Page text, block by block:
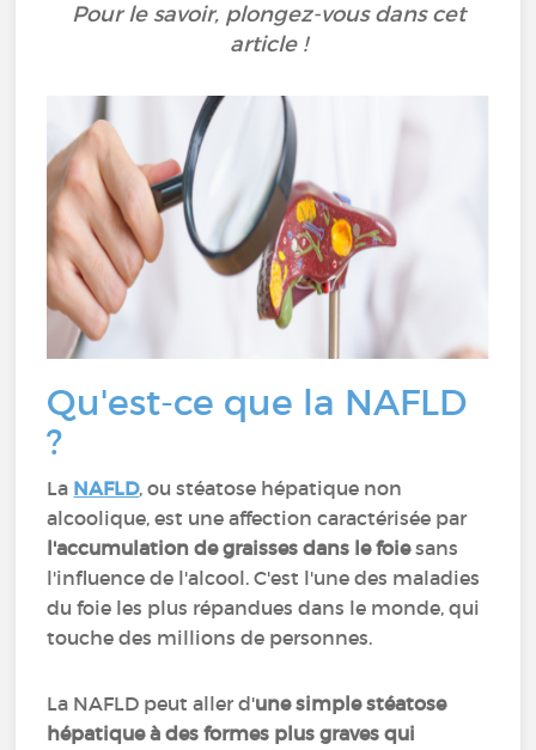
Pour le savoir, plongez-vous dans cet
article !
Qu'est-ce que la NAFLD
?
La NAFLD, ou stéatose hépatique non
alcoolique, est une affection caractérisée par
l'accumulation de graisses dans le foiesans
l'influence de l'alcool. C'est l'une des maladies
du foie les plus répandues dans le monde, qui
touche des millions de personnes.
La NAFLD peut aller d'une simple stéatose
hépatique à des formes plus graves qui